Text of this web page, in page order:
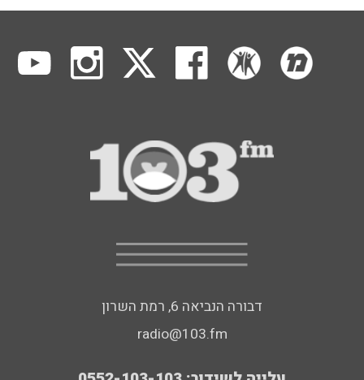
דבורה הנביאה 6, רמת השרון
radio@103.fm